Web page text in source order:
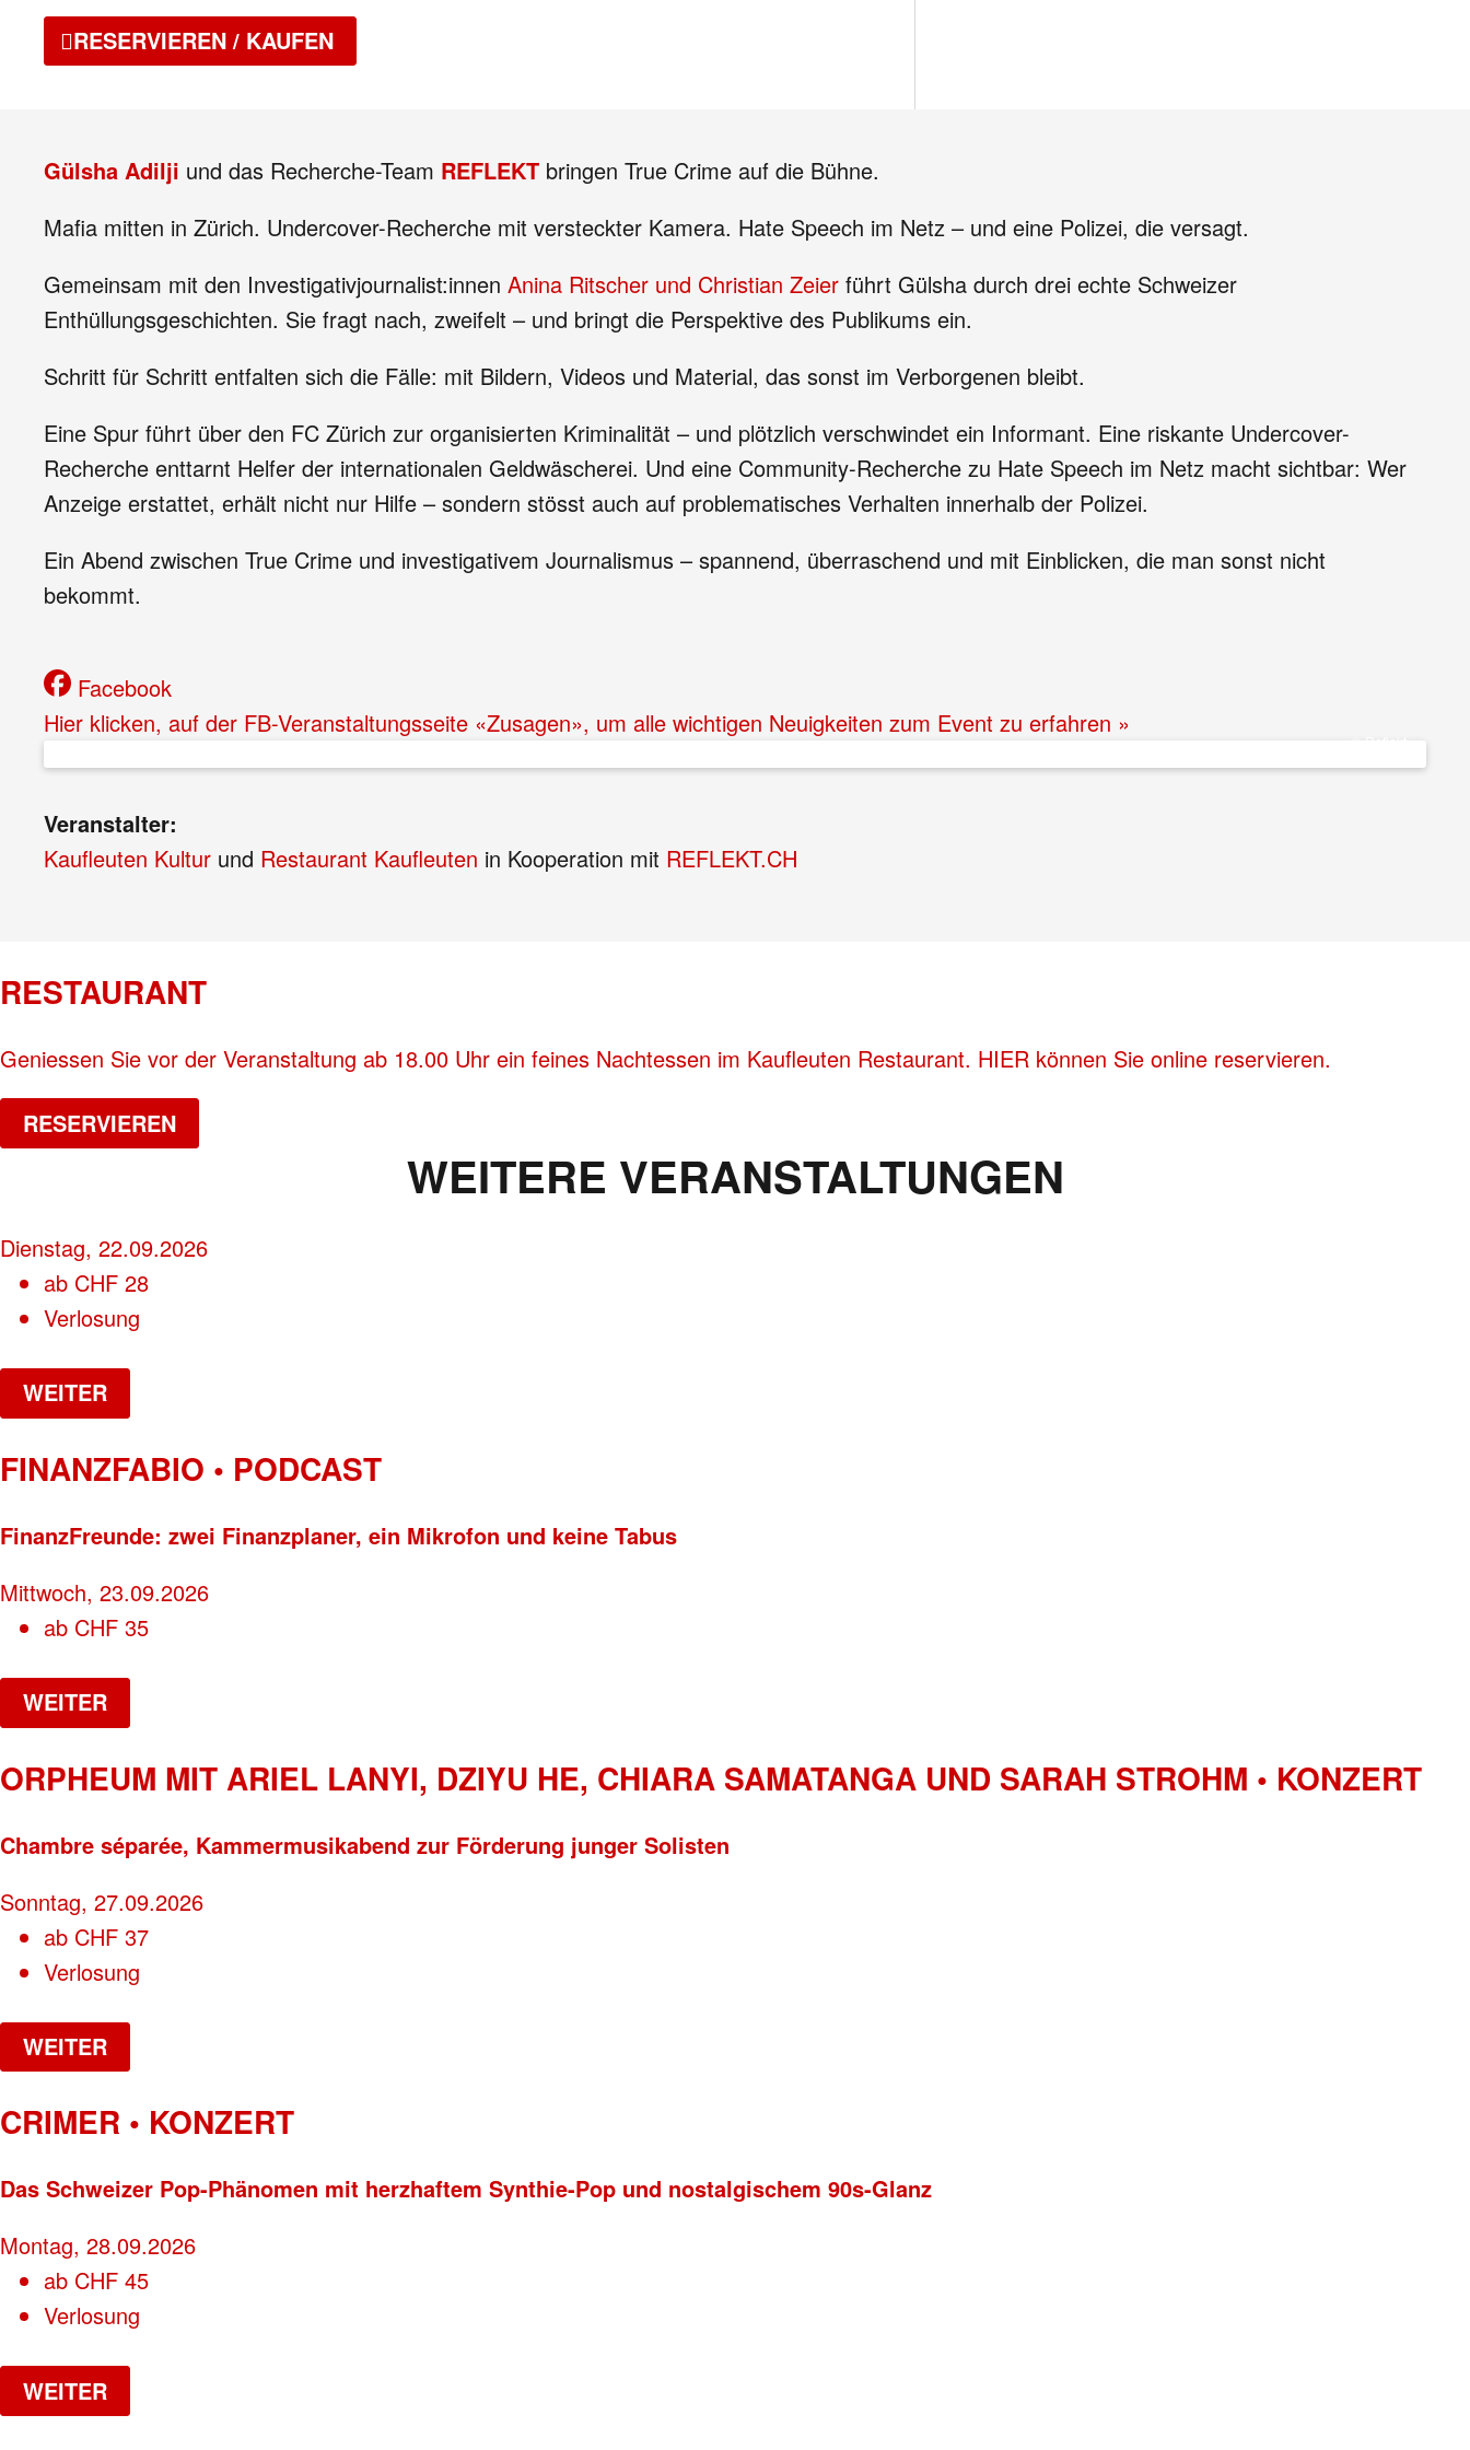
RESERVIEREN / KAUFEN
Gülsha Adilji und das Recherche-Team REFLEKT bringen True Crime auf die Bühne.
Mafia mitten in Zürich. Undercover-Recherche mit versteckter Kamera. Hate Speech im Netz – und eine Polizei, die versagt.
Gemeinsam mit den Investigativjournalist:innen Anina Ritscher und Christian Zeier führt Gülsha durch drei echte Schweizer
Enthüllungsgeschichten. Sie fragt nach, zweifelt – und bringt die Perspektive des Publikums ein.
Schritt für Schritt entfalten sich die Fälle: mit Bildern, Videos und Material, das sonst im Verborgenen bleibt.
Eine Spur führt über den FC Zürich zur organisierten Kriminalität – und plötzlich verschwindet ein Informant. Eine riskante Undercover-
Recherche enttarnt Helfer der internationalen Geldwäscherei. Und eine Community-Recherche zu Hate Speech im Netz macht sichtbar: Wer
Anzeige erstattet, erhält nicht nur Hilfe – sondern stösst auch auf problematisches Verhalten innerhalb der Polizei.
Ein Abend zwischen True Crime und investigativem Journalismus – spannend, überraschend und mit Einblicken, die man sonst nicht
bekommt.
Facebook
Hier klicken, auf der FB-Veranstaltungsseite «Zusagen», um alle wichtigen Neuigkeiten zum Event zu erfahren »
Veranstalter:
Kaufleuten Kultur und Restaurant Kaufleuten in Kooperation mit REFLEKT.CH
RESTAURANT
Geniessen Sie vor der Veranstaltung ab 18.00 Uhr ein feines Nachtessen im Kaufleuten Restaurant. HIER können Sie online reservieren.
RESERVIEREN
WEITERE VERANSTALTUNGEN
Dienstag, 22.09.2026
ab CHF 28
Verlosung
WEITER
FINANZFABIO • PODCAST
FinanzFreunde: zwei Finanzplaner, ein Mikrofon und keine Tabus
Mittwoch, 23.09.2026
ab CHF 35
WEITER
ORPHEUM MIT ARIEL LANYI, DZIYU HE, CHIARA SAMATANGA UND SARAH STROHM • KONZERT
Chambre séparée, Kammermusikabend zur Förderung junger Solisten
Sonntag, 27.09.2026
ab CHF 37
Verlosung
WEITER
CRIMER • KONZERT
Das Schweizer Pop-Phänomen mit herzhaftem Synthie-Pop und nostalgischem 90s-Glanz
Montag, 28.09.2026
ab CHF 45
Verlosung
WEITER